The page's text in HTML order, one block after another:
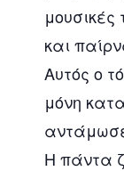
και
Aυτός ο
μόνη
Η πάντα